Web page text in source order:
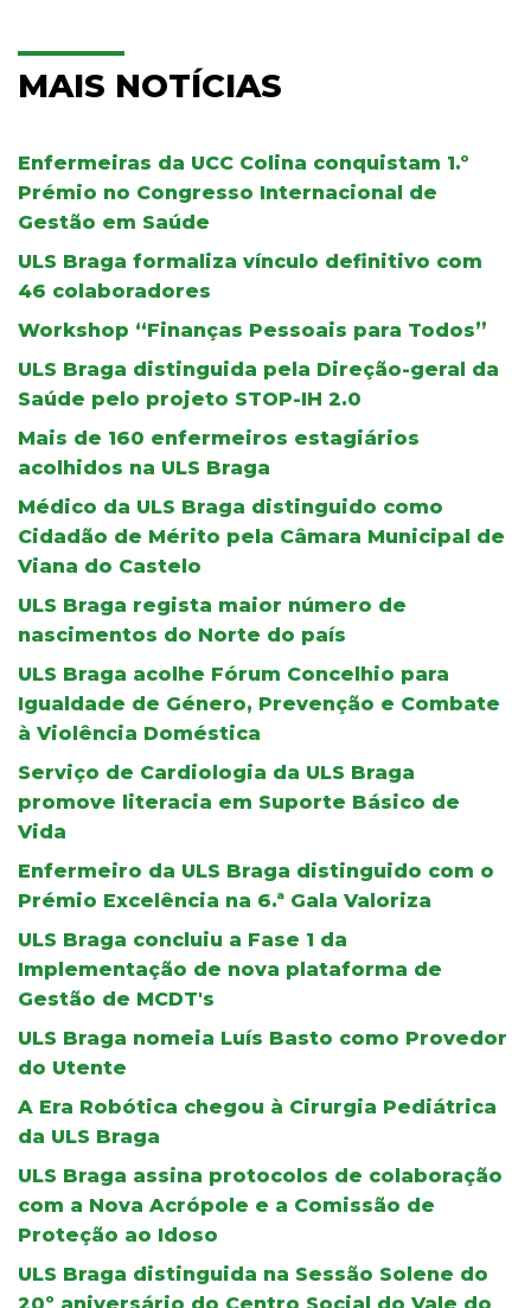
MAIS NOTÍCIAS
Enfermeiras da UCC Colina conquistam 1.º
Prémio no Congresso Internacional de
Gestão em Saúde
ULS Braga formaliza vínculo definitivo com
46 colaboradores
Workshop “Finanças Pessoais para Todos”
ULS Braga distinguida pela Direção-geral da
Saúde pelo projeto STOP-IH 2.0
Mais de 160 enfermeiros estagiários
acolhidos na ULS Braga
Médico da ULS Braga distinguido como
Cidadão de Mérito pela Câmara Municipal de
Viana do Castelo
ULS Braga regista maior número de
nascimentos do Norte do país
ULS Braga acolhe Fórum Concelhio para
Igualdade de Género, Prevenção e Combate
à Violência Doméstica
Serviço de Cardiologia da ULS Braga
promove literacia em Suporte Básico de
Vida
Enfermeiro da ULS Braga distinguido com o
Prémio Excelência na 6.ª Gala Valoriza
ULS Braga concluiu a Fase 1 da
Implementação de nova plataforma de
Gestão de MCDT's
ULS Braga nomeia Luís Basto como Provedor
do Utente
A Era Robótica chegou à Cirurgia Pediátrica
da ULS Braga
ULS Braga assina protocolos de colaboração
com a Nova Acrópole e a Comissão de
Proteção ao Idoso
ULS Braga distinguida na Sessão Solene do
20º aniversário do Centro Social do Vale do